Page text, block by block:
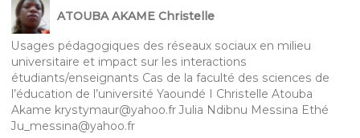
ATOUBA AKAME Christelle
Usages pédagogiques des réseaux sociaux en milieu
universitaire et impact sur les interactions
étudiants/enseignants Cas de la faculté des sciences de
l’éducation de l’université Yaoundé I Christelle Atouba
Akame krystymaur@yahoo.fr Julia Ndibnu Messina Ethé
Ju_messina@yahoo.fr